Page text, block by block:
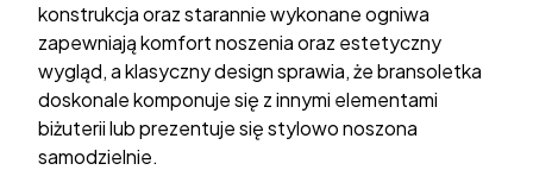
konstrukcja oraz starannie wykonane ogniwa
zapewniają komfort noszenia oraz estetyczny
wygląd, a klasyczny design sprawia, że bransoletka
doskonale komponuje się z innymi elementami
biżuterii lub prezentuje się stylowo noszona
samodzielnie.